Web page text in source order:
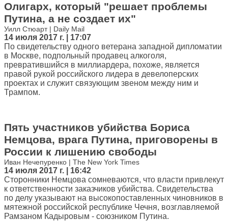
Олигарх, который "решает проблемы
Путина, а не создает их"
Уилл Стюарт | Daily Mail
14 июля 2017 г. | 17:07
По свидетельству одного ветерана западной дипломатии
в Москве, подпольный продавец алкоголя,
превратившийся в миллиардера, похоже, является
правой рукой российского лидера в девелоперских
проектах и служит связующим звеном между ним и
Трампом.
Пять участников убийства Бориса
Немцова, врага Путина, приговорены в
России к лишению свободы
Иван Нечепуренко | The New York Times
14 июля 2017 г. | 16:42
Сторонники Немцова сомневаются, что власти привлекут
к ответственности заказчиков убийства. Свидетельства
по делу указывают на высокопоставленных чиновников в
мятежной российской республике Чечня, возглавляемой
Рамзаном Кадыровым - союзником Путина.